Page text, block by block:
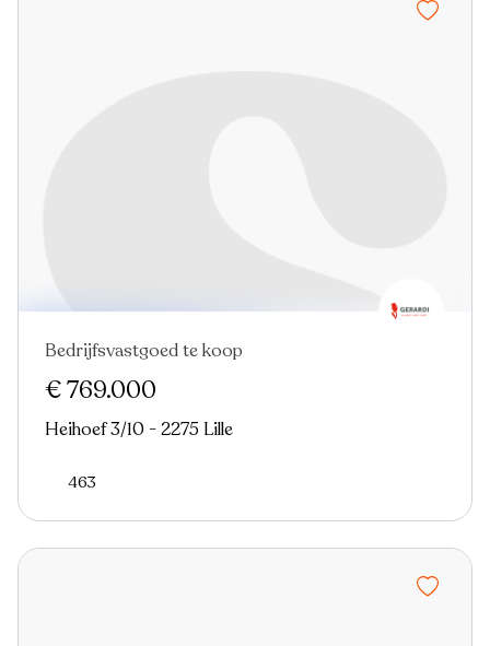
Virtual tour
Bedrijfsvastgoed te koop
€ 769.000
Heihoef 3/10 - 2275 Lille
463